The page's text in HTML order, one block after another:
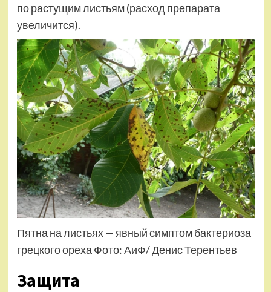
по растущим листьям (расход препарата
увеличится).
Пятна на листьях — явный симптом бактериоза
грецкого ореха Фото: АиФ/ Денис Терентьев
Защита